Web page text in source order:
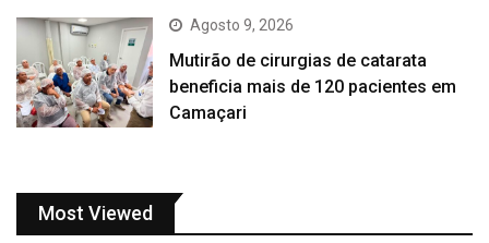
Agosto 9, 2026
Mutirão de cirurgias de catarata
beneficia mais de 120 pacientes em
Camaçari
Most Viewed